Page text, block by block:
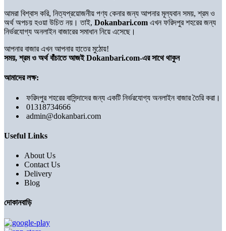
আমরা বিশ্বাস করি, নিত্যপ্রয়োজনীয় পণ্য কেনার জন্য আপনার মূল্যবান সময়, শ্রম ও
অর্থ অপচয় হওয়া উচিত নয়। তাই, Dokanbari.com এখন ফরিদপুর শহরের জন্য
নির্ভরযোগ্য অনলাইন বাজারের সমাধান নিয়ে এসেছে।
আপনার বাজার এখন আপনার হাতের মুঠোয়!
সময়, শ্রম ও অর্থ বাঁচাতে আজই Dokanbari.com-এর সাথে থাকুন
আমাদের লক্ষ:
ফরিদপুর শহরের বাসিন্দাদের জন্য একটি নির্ভরযোগ্য অনলাইন বাজার তৈরি করা।
01318734666
admin@dokanbari.com
Useful Links
About Us
Contact Us
Delivery
Blog
দোকানবাড়ি